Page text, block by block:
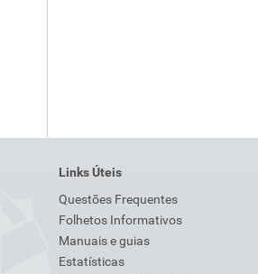
Links Úteis
Questões Frequentes
Folhetos Informativos
Manuais e guias
Estatísticas